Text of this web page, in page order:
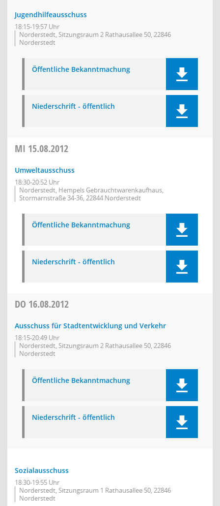
Jugendhilfeausschuss
18:15-19:57 Uhr
Norderstedt, Sitzungsraum 2 Rathausallee 50, 22846
Norderstedt
Öffentliche Bekanntmachung
Niederschrift - öffentlich
MI 15.08.2012
Umweltausschuss
18:30-20:52 Uhr
Norderstedt, Hempels Gebrauchtwarenkaufhaus,
Stormarnstraße 34-36, 22844 Norderstedt
Öffentliche Bekanntmachung
Niederschrift - öffentlich
DO 16.08.2012
Ausschuss für Stadtentwicklung und Verkehr
18:15-20:49 Uhr
Norderstedt, Sitzungsraum 2 Rathausallee 50, 22846
Norderstedt
Öffentliche Bekanntmachung
Niederschrift - öffentlich
Sozialausschuss
18:30-19:55 Uhr
Norderstedt, Sitzungsraum 1 Rathausallee 50, 22846
Norderstedt